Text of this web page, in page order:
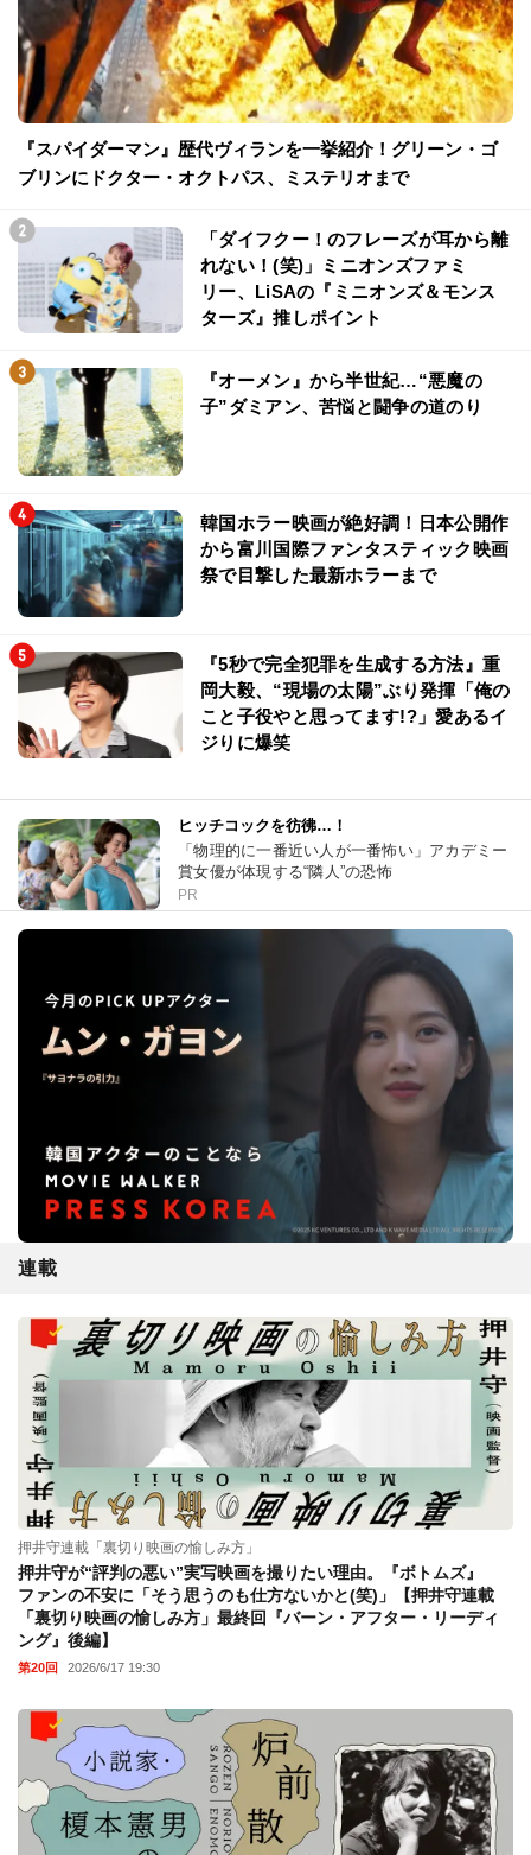
『スパイダーマン』歴代ヴィランを一挙紹介！グリーン・ゴ
ブリンにドクター・オクトパス、ミステリオまで
「ダイフクー！のフレーズが耳から離
れない！(笑)」ミニオンズファミ
リー、LiSAの『ミニオンズ＆モンス
ターズ』推しポイント
『オーメン』から半世紀…“悪魔の
子”ダミアン、苦悩と闘争の道のり
韓国ホラー映画が絶好調！日本公開作
から富川国際ファンタスティック映画
祭で目撃した最新ホラーまで
『5秒で完全犯罪を生成する方法』重
岡大毅、“現場の太陽”ぶり発揮「俺の
こと子役やと思ってます!?」愛あるイ
ジりに爆笑
ヒッチコックを彷彿…！
「物理的に一番近い人が一番怖い」アカデミー
賞女優が体現する“隣人”の恐怖
PR
連載
押井守連載「裏切り映画の愉しみ方」
押井守が“評判の悪い”実写映画を撮りたい理由。『ボトムズ』
ファンの不安に「そう思うのも仕方ないかと(笑)」【押井守連載
「裏切り映画の愉しみ方」最終回『バーン・アフター・リーディ
ング』後編】
第20回 2026/6/17 19:30